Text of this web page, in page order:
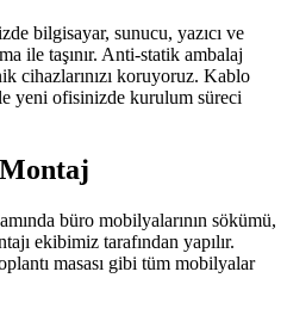
bilgisayar, sunucu, yazıcı ve
ile taşınır. Anti-statik ambalaj
cihazlarınızı koruyoruz. Kablo
yeni ofisinizde kurulum süreci
büro mobilyalarının sökümü,
ekibimiz tarafından yapılır.
masası gibi tüm mobilyalar